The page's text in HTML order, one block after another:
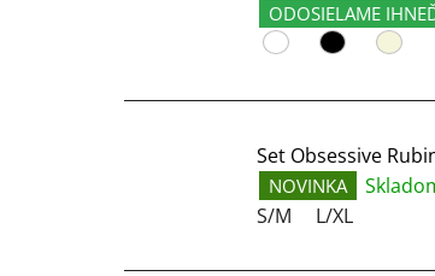
ODOSIELAME
Set Obsessive
NOVINKA
S/M
L/XL